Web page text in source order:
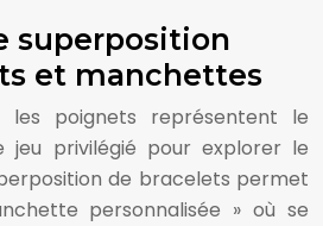
superposition
et manchettes
les poignets représentent le
jeu privilégié pour explorer le
de bracelets permet
personnalisée » où se